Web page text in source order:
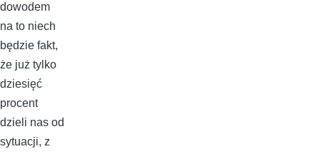
dowodem
na to niech
będzie fakt,
że już tylko
dziesięć
procent
dzieli nas od
sytuacji, z